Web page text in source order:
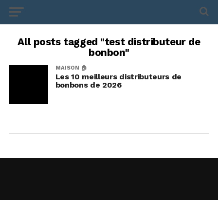
All posts tagged "test distributeur de
bonbon"
MAISON 🏠
Les 10 meilleurs distributeurs de
bonbons de 2026